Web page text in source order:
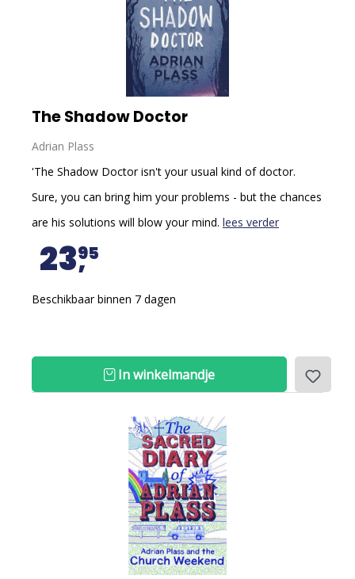
The Shadow Doctor
Adrian Plass
'The Shadow Doctor isn't your usual kind of doctor.
Sure, you can bring him your problems - but the chances
are his solutions will blow your mind. lees verder
2395
Beschikbaar binnen 7 dagen
In winkelmandje